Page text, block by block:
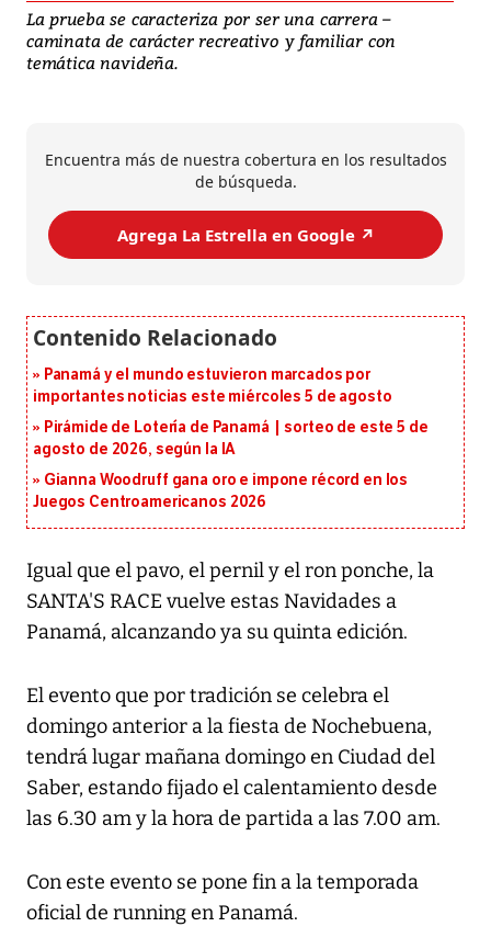
La prueba se caracteriza por ser una carrera –
caminata de carácter recreativo y familiar con
temática navideña.
Encuentra más de nuestra cobertura en los resultados
de búsqueda.
Agrega La Estrella en Google ↗️
Panamá y el mundo estuvieron marcados por
importantes noticias este miércoles 5 de agosto
Pirámide de Lotería de Panamá | sorteo de este 5 de
agosto de 2026, según la IA
Gianna Woodruff gana oro e impone récord en los
Juegos Centroamericanos 2026
Igual que el pavo, el pernil y el ron ponche, la
SANTA'S RACE vuelve estas Navidades a
Panamá, alcanzando ya su quinta edición.
El evento que por tradición se celebra el
domingo anterior a la fiesta de Nochebuena,
tendrá lugar mañana domingo en Ciudad del
Saber, estando fijado el calentamiento desde
las 6.30 am y la hora de partida a las 7.00 am.
Con este evento se pone fin a la temporada
oficial de running en Panamá.